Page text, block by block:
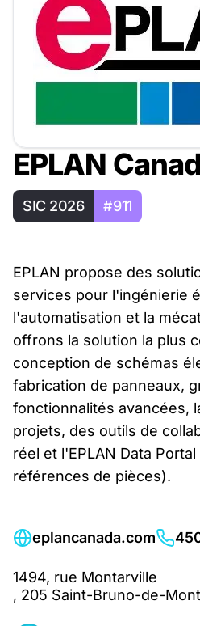
EPLAN
SIC 2026 #911
EPLAN propose des
services pour l'ingénierie
l'automatisation et la
offrons la solution la plus
conception de schémas
fabrication de panneaux,
fonctionnalités avancées,
projets, des outils de
réel et l'EPLAN Data
références de pièces).
eplancanada.com
1494, rue Montarville
, 205 Saint-Bruno-de-